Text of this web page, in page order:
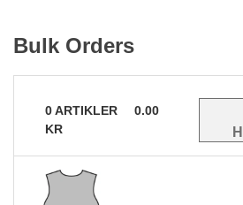
Bulk Orders
0ARTIKLER
0.00
KR